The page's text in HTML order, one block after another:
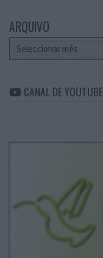
ARQUIVO
Arquivo
CANAL DE YOUTUBE